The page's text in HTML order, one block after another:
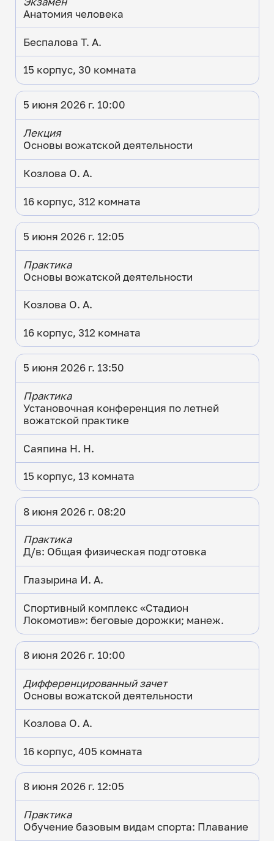
Анатомия человека
Беспалова Т. А.
15 корпус, 30 комната
5 июня 2026 г. 10:00
Лекция
Основы вожатской деятельности
Козлова О. А.
16 корпус, 312 комната
5 июня 2026 г. 12:05
Практика
Основы вожатской деятельности
Козлова О. А.
16 корпус, 312 комната
5 июня 2026 г. 13:50
Практика
Установочная конференция по летней
вожатской практике
Саяпина Н. Н.
15 корпус, 13 комната
8 июня 2026 г. 08:20
Практика
Д/в: Общая физическая подготовка
Глазырина И. А.
Спортивный комплекс «Стадион
Локомотив»: беговые дорожки; манеж.
8 июня 2026 г. 10:00
Дифференцированный зачет
Основы вожатской деятельности
Козлова О. А.
16 корпус, 405 комната
8 июня 2026 г. 12:05
Практика
Обучение базовым видам спорта: Плавание